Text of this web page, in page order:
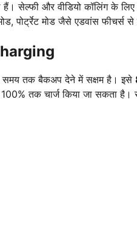
हैं। सेल्फी और वीडियो कॉलिंग के
पोर्ट्रेट मोड जैसे एडवांस फीचर्स
समय तक बैकअप देने में सक्षम है। इसे
तक चार्ज किया जा सकता